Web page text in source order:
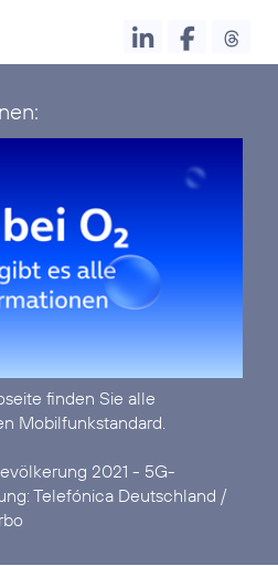
finden Sie alle
Mobilfunkstandard.
2021 - 5G-
Telefónica Deutschland /